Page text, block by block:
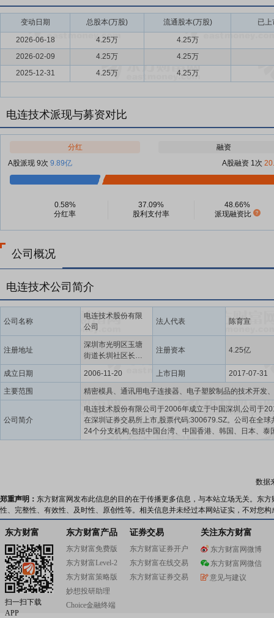
变动日期 总股本(万股) 流通股本(万股) 已
2026-06-18 4.25万
4.25万
2026-02-09
4.25万
4.25万
2025-12-31
4.25万 4.25万
电连技术派现与募资对比
分红
融资
A股派现 9次 9.89亿 A股融资 1次
0.58%
分红率
37.09%
股利支付率
48.66%
派现融资比
公司概况
电连技术公司简介
公司名称
电连技术股份有限
公司
法人代表 陈育宣
注册地址
深圳市光明区玉塘
街道长圳社区长凤
路电连技术产业园
八层(第一层至第八
层)
注册资本 4.25亿
成立日期 2006-11-20 上市日期 2017-07-31
主要范围
公司简介
电连技术股份有限公司于2006年成立于中国深圳,公司于
在深圳证券交易所上市,股票代码:300679.SZ。公司在全球
24个分支机构,包括中国台湾、中国香港、韩国、日本、泰
南、美国等国家和地区,全球拥有雇员7000多人。电连技术
等领域。电连技术拥有从组件到系统级别的大容量射频产
和交付能力。电连技术的微型射频连接器和汽车连接器分
国的智能手机市场和车载电子市场占有领先的份额,在全球
有重要地位。电连技术已通过ISO9001、ISO14001、
IATF16949、ISO45001、QC080000认证。同时通过中国
室行列。5G时代,电连技术将致力于将传统同轴电缆解决方
到LCP、MPI等新领域从而推动技术的卓越发展,为先进解
开发提供强力支持。
数据
郑重声明： 东方财富网发布此信息的目的在于传播更多信息，与本站立场无关。东
性、完整性、有效性、及时性、原创性等。相关信息并未经过本网站证实，不对您
东方财富
扫一扫下载
APP
东方财富产品
东方财富免费版
东方财富Level-2
东方财富策略版
妙想投研助理
Choice金融终端
证券交易
东方财富证券开户
东方财富在线交易
东方财富证券交易
关注东方财富
东方财富网微博
东方财富网微信
意见与建议